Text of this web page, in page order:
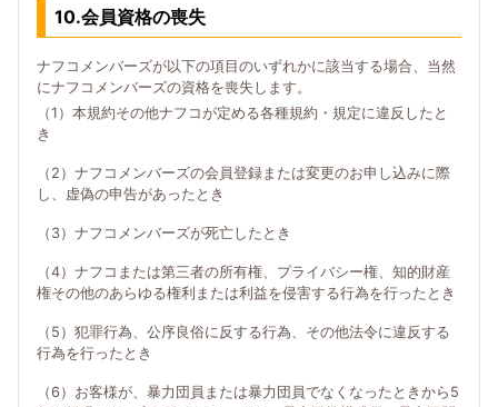
10.会員資格の喪失
ナフコメンバーズが以下の項目のいずれかに該当する場合、当然
にナフコメンバーズの資格を喪失します。
（1）本規約その他ナフコが定める各種規約・規定に違反したと
き
（2）ナフコメンバーズの会員登録または変更のお申し込みに際
し、虚偽の申告があったとき
（3）ナフコメンバーズが死亡したとき
（4）ナフコまたは第三者の所有権、プライバシー権、知的財産
権その他のあらゆる権利または利益を侵害する行為を行ったとき
（5）犯罪行為、公序良俗に反する行為、その他法令に違反する
行為を行ったとき
（6）お客様が、暴力団員または暴力団員でなくなったときから5